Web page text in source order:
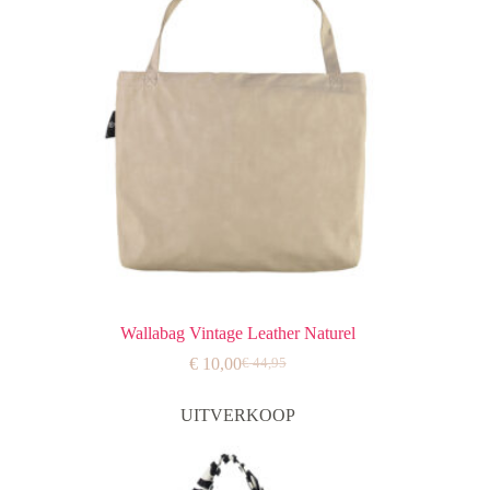
Wallabag Vintage Leather Naturel
€44,95
Oorspronkelijke
was:
€10,00Huidige
is:
UITVERKOOP